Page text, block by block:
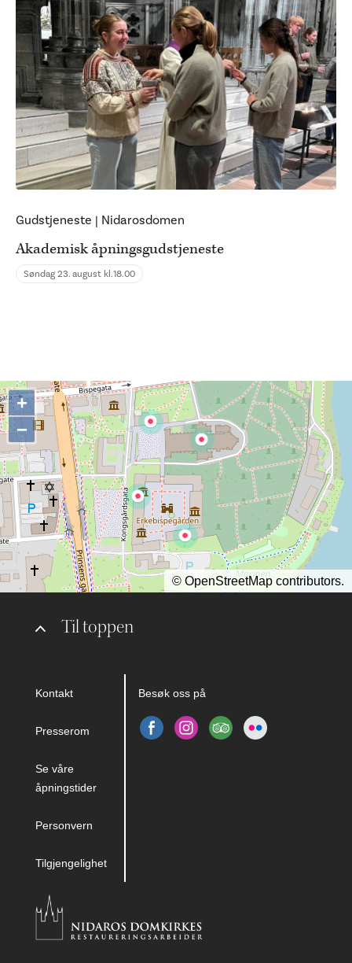
Gudstjeneste | Nidarosdomen
Akademisk åpningsgudstjeneste
Søndag 23. august kl.18.00
Til toppen
Kontakt
Presserom
Se våre
åpningstider
Personvern
Tilgjengelighet
Besøk oss på
+
−
© OpenStreetMap contributors.